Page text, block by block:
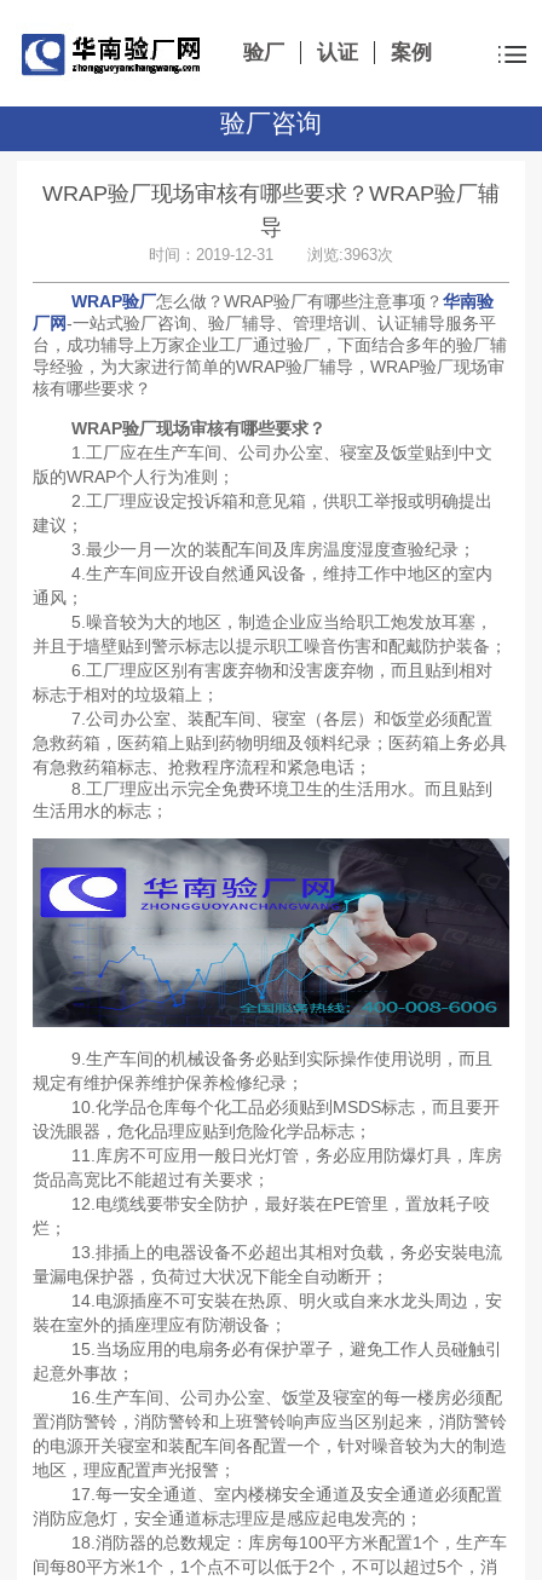
验厂 认证 案例
验厂咨询
WRAP验厂现场审核有哪些要求？WRAP验厂辅
导
时间：2019-12-31 浏览:3963次
WRAP验厂怎么做？WRAP验厂有哪些注意事项？华南验
厂网-一站式验厂咨询、验厂辅导、管理培训、认证辅导服务平
台，成功辅导上万家企业工厂通过验厂，下面结合多年的验厂辅
导经验，为大家进行简单的WRAP验厂辅导，WRAP验厂现场审
核有哪些要求？
WRAP验厂现场审核有哪些要求？
1.工厂应在生产车间、公司办公室、寝室及饭堂贴到中文
版的WRAP个人行为准则；
2.工厂理应设定投诉箱和意见箱，供职工举报或明确提出
建议；
3.最少一月一次的装配车间及库房温度湿度查验纪录；
4.生产车间应开设自然通风设备，维持工作中地区的室内
通风；
5.噪音较为大的地区，制造企业应当给职工炮发放耳塞，
并且于墙壁贴到警示标志以提示职工噪音伤害和配戴防护装备；
6.工厂理应区别有害废弃物和没害废弃物，而且贴到相对
标志于相对的垃圾箱上；
7.公司办公室、装配车间、寝室（各层）和饭堂必须配置
急救药箱，医药箱上贴到药物明细及领料纪录；医药箱上务必具
有急救药箱标志、抢救程序流程和紧急电话；
8.工厂理应出示完全免费环境卫生的生活用水。而且贴到
生活用水的标志；
9.生产车间的机械设备务必贴到实际操作使用说明，而且
规定有维护保养维护保养检修纪录；
10.化学品仓库每个化工品必须贴到MSDS标志，而且要开
设洗眼器，危化品理应贴到危险化学品标志；
11.库房不可应用一般日光灯管，务必应用防爆灯具，库房
货品高宽比不能超过有关要求；
12.电缆线要带安全防护，最好装在PE管里，置放耗子咬
烂；
13.排插上的电器设备不必超出其相对负载，务必安裝电流
量漏电保护器，负荷过大状况下能全自动断开；
14.电源插座不可安裝在热原、明火或自来水龙头周边，安
裝在室外的插座理应有防潮设备；
15.当场应用的电扇务必有保护罩子，避免工作人员碰触引
起意外事故；
16.生产车间、公司办公室、饭堂及寝室的每一楼房必须配
置消防警铃，消防警铃和上班警铃响声应当区别起来，消防警铃
的电源开关寝室和装配车间各配置一个，针对噪音较为大的制造
地区，理应配置声光报警；
17.每一安全通道、室内楼梯安全通道及安全通道必须配置
消防应急灯，安全通道标志理应是感应起电发亮的；
18.消防器的总数规定：库房每100平方米配置1个，生产车
间每80平方米1个，1个点不可以低于2个，不可以超过5个，消